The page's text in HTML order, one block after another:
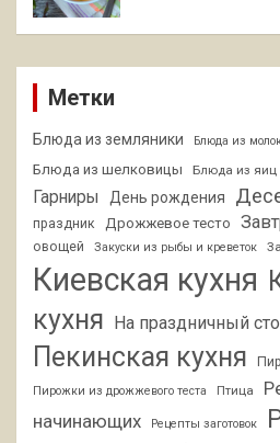
Метки
Блюда из земляники Блюда из
Блюда из шелковицы Блюда из яиц
Гарниры День рождения
праздник
Дрожжевое тесто
овощей
Закуски из рыбы и креветок
Киевская кухня
кухня На праздничный
Пекинская кухня
Пирожки из дрожжевого теста Птица
начинающих
Рецепты заготовок